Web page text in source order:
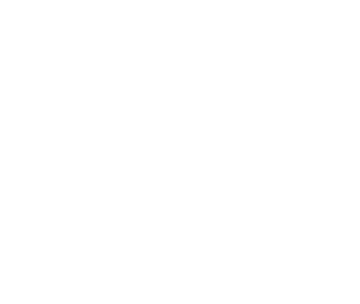
gelten immer
Ankyloblepharon,
OP) durchzuführen.
mit. Wer möchte, kann auch
Teilnehmer die